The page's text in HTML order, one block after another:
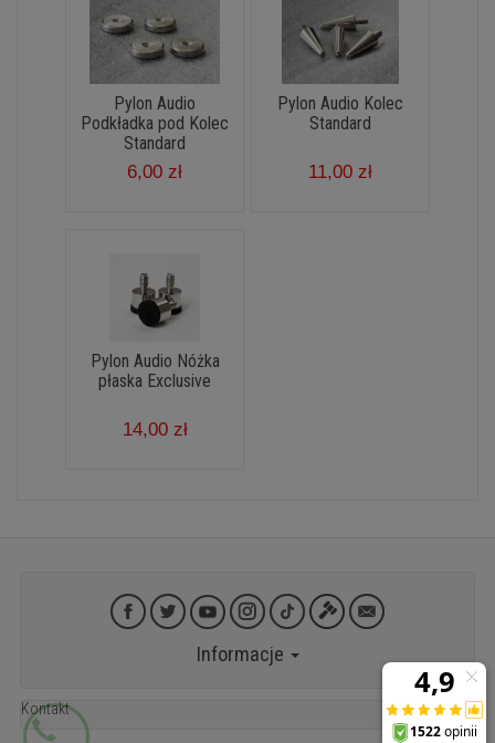
Pylon Audio
Podkładka pod Kolec
Standard
6,00 zł
Pylon Audio Kolec
Standard
11,00 zł
Pylon Audio Nóżka
płaska Exclusive
14,00 zł
Informacje
Kontakt